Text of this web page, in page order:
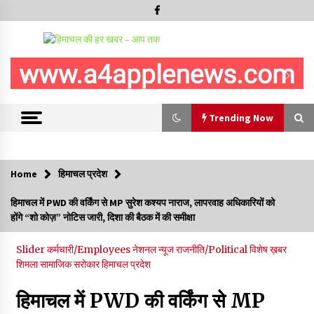
Trending Now
6 साल में पीएम नरेंद्र मोदी के विदेश दौरों पर 557 करोड़ खर्च, सरकार ने
संसद में दी जानकारी
07/08/2026
रूपी भावा वन्यजीव अभयारण्य में फिर दिखा जंगलों का ‘खामोश पहरेदार’, दुर्लभ
हिमालयन “सीरो” कैमरे में कैद
Home हिमाचल प्रदेश
हिमाचल में PWD की वर्किंग से MP सुरेश कश्यप नाराज, लापरवाह अधिकारियों को
होंगे “शो कोज़” नोटिस जारी, दिशा की बैठक में की समीक्षा
Sliderकर्मचारी/Employeesनेशनल न्यूजराजनीति/Politicalविशेष ख़बर
शिमलासामाजिक सरोकारहिमाचल प्रदेश
हिमाचल में PWD की वर्किंग से MP